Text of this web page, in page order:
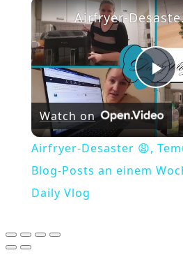
Airfryer-
Watch on
Airfryer-Desaster 😩,
Blog-Posts an einem
Daily Vlog